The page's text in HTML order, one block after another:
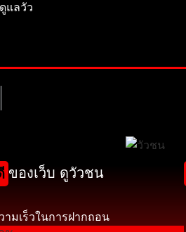
แลวัว
ของเว็บ ดูวัวชน
ามเร็วในการฝากถอน